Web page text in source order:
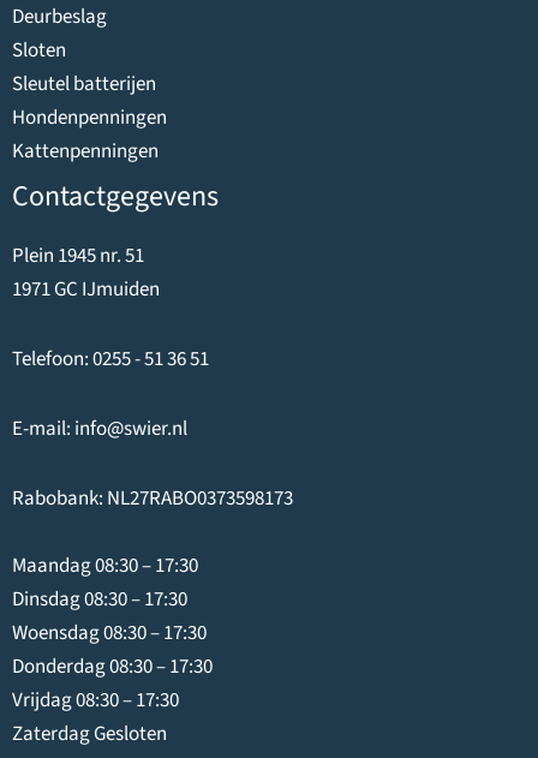
Deurbeslag
Sloten
Sleutel batterijen
Hondenpenningen
Kattenpenningen
Contactgegevens
Plein 1945 nr. 51
1971 GC IJmuiden
Telefoon:0255 - 51 36 51
E-mail: info@swier.nl
Rabobank: NL27RABO0373598173
Maandag 08:30 – 17:30
Dinsdag 08:30 – 17:30
Woensdag 08:30 – 17:30
Donderdag 08:30 – 17:30
Vrijdag 08:30 – 17:30
Zaterdag Gesloten